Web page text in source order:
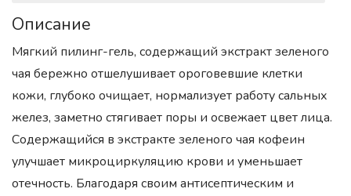
Описание
Мягкий пилинг-гель, содержащий экстракт зеленого
чая бережно отшелушивает ороговевшие клетки
кожи, глубоко очищает, нормализует работу сальных
желез, заметно стягивает поры и освежает цвет лица.
Содержащийся в экстракте зеленого чая кофеин
улучшает микроциркуляцию крови и уменьшает
отечность. Благодаря своим антисептическим и